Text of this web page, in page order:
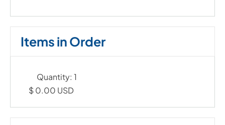
Items in Order
1
$ 0.00 USD